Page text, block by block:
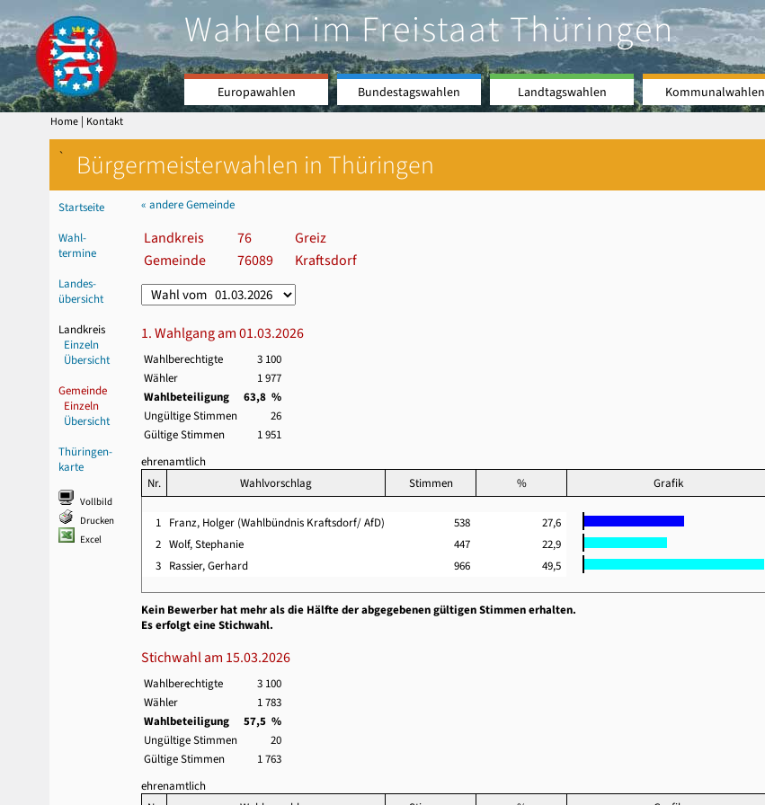
Wahlen im Freistaat Thüringen
Europawahlen Bundestagswahlen Landtagswahlen Kommunalwahlen
Home | Kontakt
` Bürgermeisterwahlen in Thüringen
Startseite
Wahl-
termine
Landes-
übersicht
Landkreis
Einzeln
Übersicht
Gemeinde
Einzeln
Übersicht
Thüringen-
karte
Vollbild
Drucken
Excel
« andere Gemeinde
Landkreis 76
Greiz
Gemeinde
76089 Kraftsdorf
1. Wahlgang am 01.03.2026
Wahlberechtigte
3 100
Wähler
1 977
Wahlbeteiligung
63,8 %
Ungültige Stimmen
26
Gültige Stimmen
1 951
ehrenamtlich
Nr.
Wahlvorschlag Stimmen % Grafik
1 Franz, Holger (Wahlbündnis Kraftsdorf/ AfD) 538
27,6
2 Wolf, Stephanie 447
22,9
3 Rassier, Gerhard 966 49,5
Kein Bewerber hat mehr als die Hälfte der abgegebenen gültigen Stimmen erhalten.
Es erfolgt eine Stichwahl.
Stichwahl am 15.03.2026
Wahlberechtigte
3 100
Wähler
1 783
Wahlbeteiligung
57,5 %
Ungültige Stimmen
20
Gültige Stimmen
1 763
ehrenamtlich